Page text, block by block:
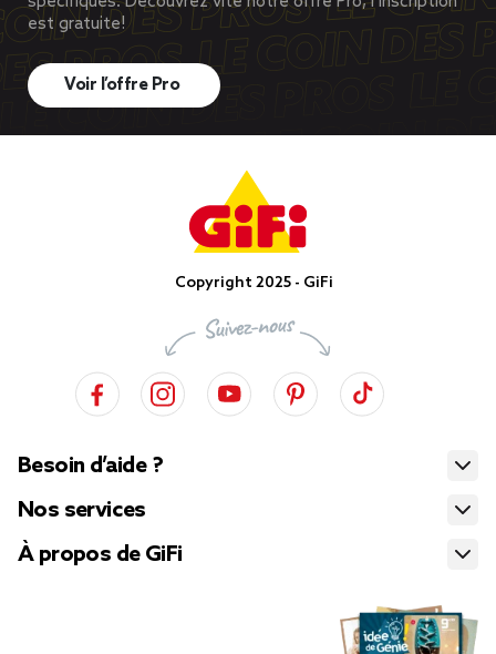
est gratuite!
Voir l’offre Pro
Copyright 2025 - GiFi
Besoin d’aide ?
Nos services
À propos de GiFi